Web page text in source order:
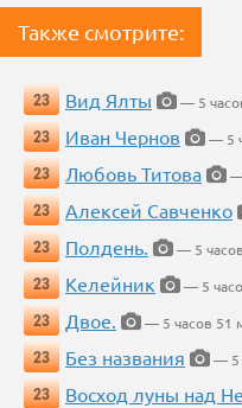
Также смотрите:
23 Вид Ялты
— 5
23
Иван Чернов
— 5
23
Любовь Титова
—
23
Алексей Савченко
23
Полдень.
— 5
23
Келейник
— 5
23
Двое.
— 5 часов 51
23
Без названия
— 5
23
Восход луны над